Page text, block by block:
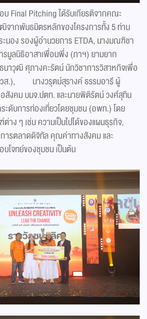
บ Final Pitching ได้รับเกียรติจากคณะ
ากพันธมิตรหลักของโครงการทั้ง 5 ท่าน
นอง รองผู้อำนวยการ ETDA, นางมณฑิชา
มูลนิธิอาสาเพื่อนพึ่ง (ภาฯ) ยามยาก
นาวุฒิ ศุภางคะรัตน์ นักวิชาการวิสาหกิจเพื่อ
ส.), นางวรุตม์สุรางค์ ธรรมอารี ผู้
สังคม บมจ.ปตท. และนายพิติรัตน์ วงศ์สุทิน
ดับการท่องเที่ยวโดยชุมชน (อพท.) โดย
ง ๆ เช่น ความเป็นไปได้ของแผนธุรกิจ,
ารตลาดดิจิทัล คุณค่าทางสังคม และ
โจทย์ของชุมชน เป็นต้น